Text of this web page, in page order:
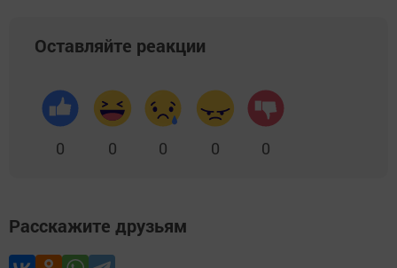
Оставляйте реакции
0 0 0 0 0
Расскажите друзьям